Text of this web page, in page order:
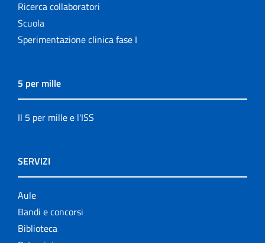
Ricerca collaboratori
Scuola
Sperimentazione clinica fase I
5 per mille
Il 5 per mille e l'ISS
SERVIZI
Aule
Bandi e concorsi
Biblioteca